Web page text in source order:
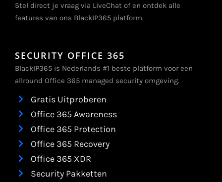
Stel direct je vraag via LiveChat of en ontdek alle
features van ons BlackIP365 platform.
SECURITY OFFICE 365
BlackIP365 is Nederlands #1 beste platform voor een
allround Office 365 managed security omgeving.
Gratis Uitproberen
Office 365 Awareness
Office 365 Protection
Office 365 Recovery
Office 365 XDR
Security Pakketten